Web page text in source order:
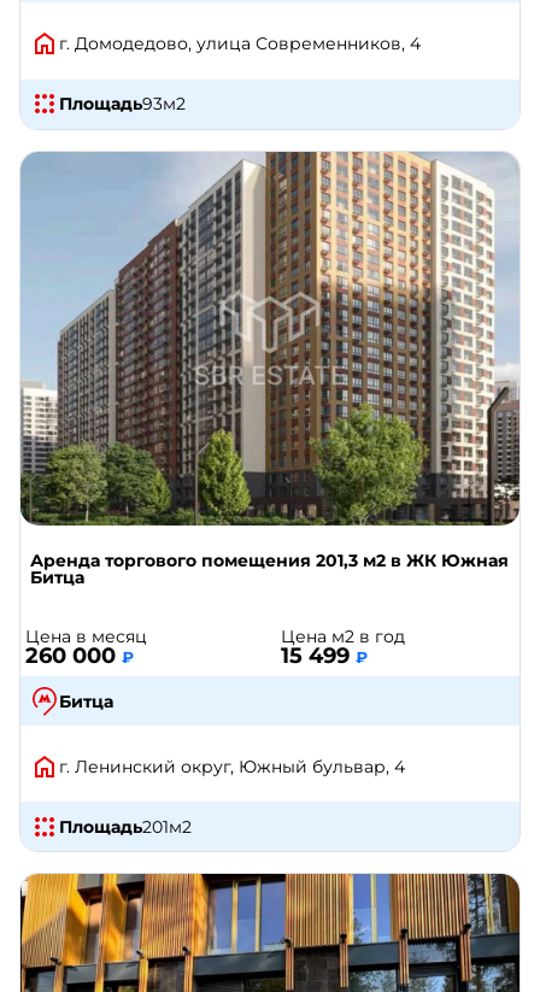
г. Домодедово, улица Современников, 4
Площадь93м2
Аренда торгового помещения 201,3 м2 в ЖК Южная
Битца
Цена в месяц
260 000 ₽
Цена м2 в год
15 499 ₽
Битца
г. Ленинский округ, Южный бульвар, 4
Площадь201м2